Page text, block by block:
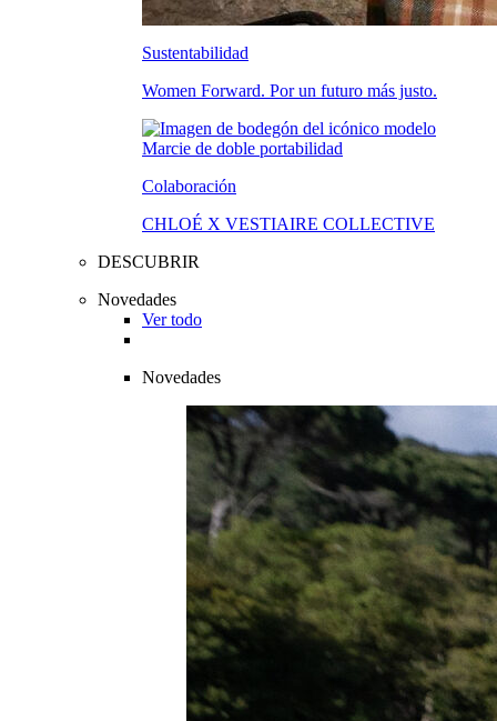
Sustentabilidad
Women Forward. Por un futuro más justo.
Colaboración
CHLOÉ X VESTIAIRE COLLECTIVE
DESCUBRIR
Novedades
Ver todo
Novedades